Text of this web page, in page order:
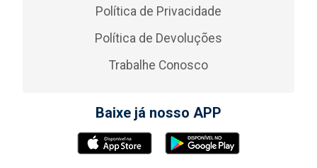
Política de Privacidade
Política de Devoluções
Trabalhe Conosco
Baixe já nosso APP